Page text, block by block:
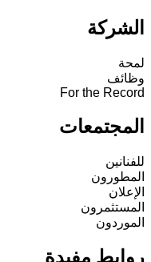
الشركة
لمحة
وظائف
For the Record
المجتمعات
للفنانين
المطورون
الإعلان
المستثمرون
الموردون
روابط مفيدة